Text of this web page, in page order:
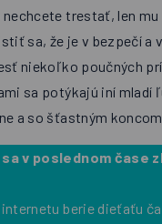
trestať, len mu
sa, že je v bezpečí a
niekoľko poučných
sa potýkajú iní mladí
a so šťastným
v poslednom čase
berie dieťaťu